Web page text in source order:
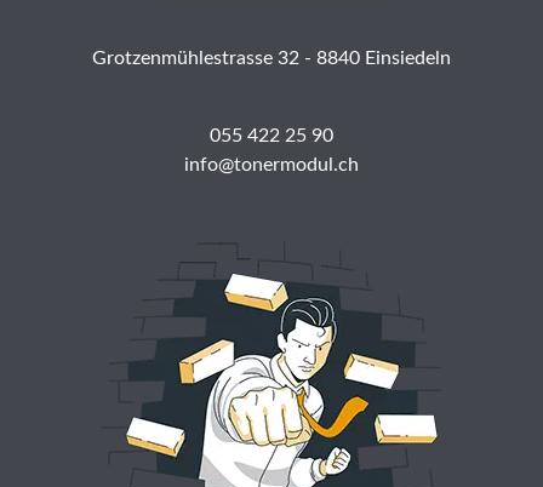
Grotzenmühlestrasse 32 - 8840 Einsiedeln
055 422 25 90
info@tonermodul.ch